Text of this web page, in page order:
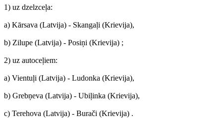
1) uz dzelzceļa:
a) Kārsava (Latvija) - Skangaļi (Krievija),
b) Zilupe (Latvija) - Posiņi (Krievija) ;
2) uz autoceļiem:
a) Vientuļi (Latvija) - Ludonka (Krievija),
b) Grebņeva (Latvija) - Ubiļinka (Krievija),
c) Terehova (Latvija) - Burači (Krievija) .